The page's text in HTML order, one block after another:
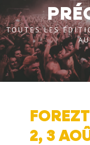
TOUTES LES
2, 3